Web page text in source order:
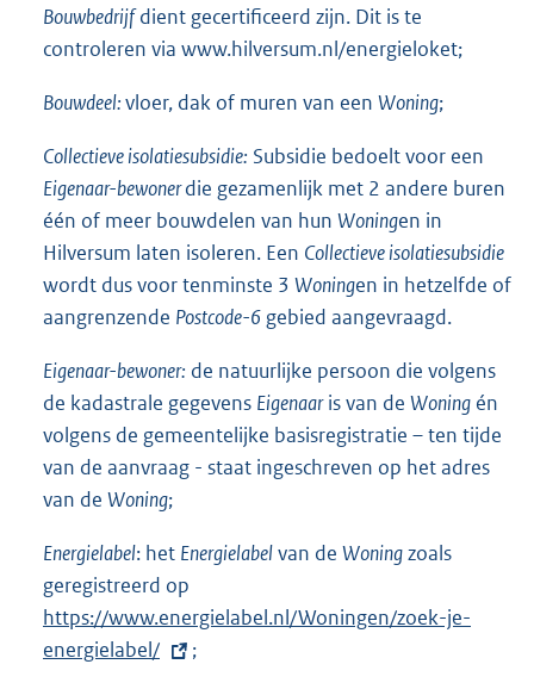
Bouwbedrijfdient gecertificeerd zijn. Dit is te
controleren via www.hilversum.nl/energieloket;
Bouwdeel:vloer, dak of muren van een Woning;
Collectieve isolatiesubsidie: Subsidie bedoelt voor een
Eigenaar-bewonerdie gezamenlijk met 2 andere buren
één of meer bouwdelen van hun Woningen in
Hilversum laten isoleren. Een Collectieve isolatiesubsidie
wordt dus voor tenminste 3 Woningen in hetzelfde of
aangrenzende Postcode-6 gebied aangevraagd.
Eigenaar-bewoner: de natuurlijke persoon die volgens
de kadastrale gegevens Eigenaaris van de Woning én
volgens de gemeentelijke basisregistratie – ten tijde
van de aanvraag - staat ingeschreven op het adres
van de Woning;
Energielabel: het Energielabelvan de Woningzoals
geregistreerd op
x
t
https://www.energielabel.nl/Woningen/zoek-je-
energielabel/
;